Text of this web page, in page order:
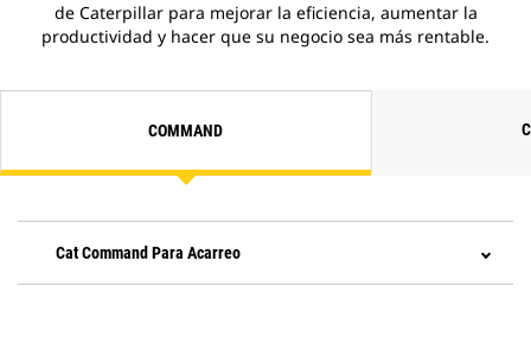
de Caterpillar para mejorar la eficiencia, aumentar la
productividad y hacer que su negocio sea más rentable.
COMMAND
Cat Command Para Acarreo